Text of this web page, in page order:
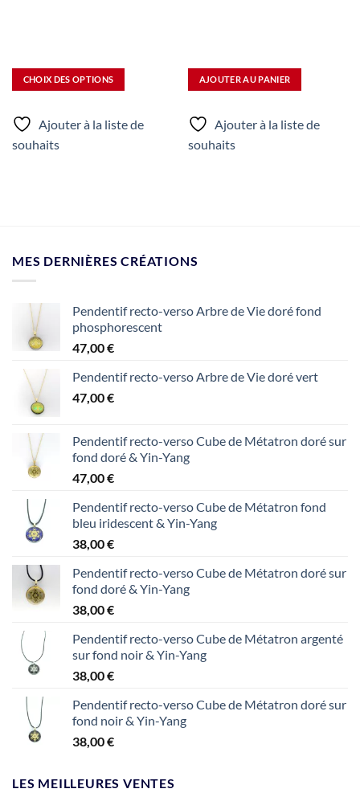
CHOIX DES OPTIONS
sur
du
produit
Ajouter à la liste de
souhaits
AJOUTER AU PANIER
Ajouter à la liste de
souhaits
MES DERNIÈRES CRÉATIONS
Pendentif recto-verso Arbre de Vie doré fond
phosphorescent
47,00€
Pendentif recto-verso Arbre de Vie doré vert
47,00€
Pendentif recto-verso Cube de Métatron doré sur
fond doré & Yin-Yang
47,00€
Pendentif recto-verso Cube de Métatron fond
bleu iridescent & Yin-Yang
38,00€
Pendentif recto-verso Cube de Métatron doré sur
fond doré & Yin-Yang
38,00€
Pendentif recto-verso Cube de Métatron argenté
sur fond noir & Yin-Yang
38,00€
Pendentif recto-verso Cube de Métatron doré sur
fond noir & Yin-Yang
38,00€
LES MEILLEURES VENTES